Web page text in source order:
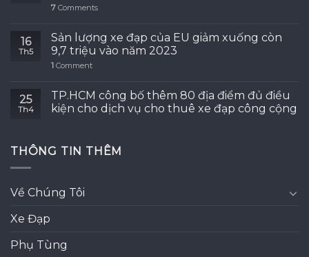
7 Comments
16
Th5
Sản lượng xe đạp của EU giảm xuống còn
9,7 triệu vào năm 2023
1 Comment
25
Th4
TP.HCM công bố thêm 80 địa điểm đủ điều
kiện cho dịch vụ cho thuê xe đạp công cộng
THÔNG TIN THÊM
Về Chúng Tôi
Xe Đạp
Phụ Tùng